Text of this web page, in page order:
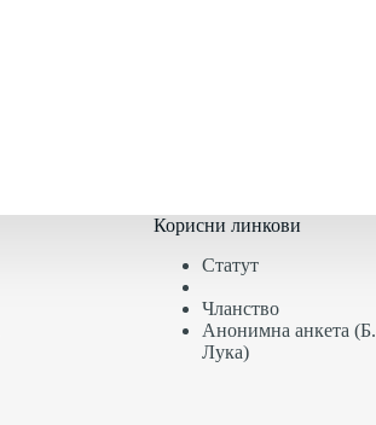
Корисни линкови
Статут
Чланство
Анонимна анкета (Б.
Лука)